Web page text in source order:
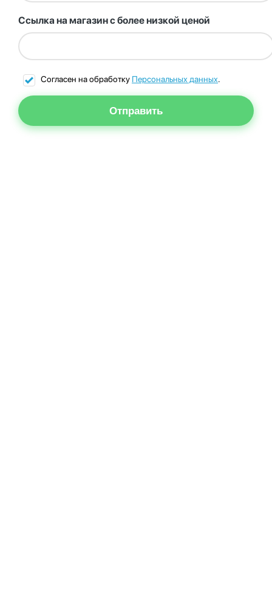
Ссылка на магазин с более низкой ценой
Согласен на обработку Персональных данных.
Отправить